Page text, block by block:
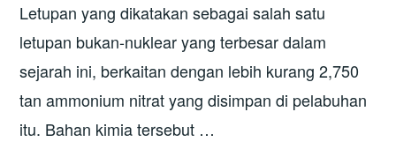
Letupan yang dikatakan sebagai salah satu
letupan bukan-nuklear yang terbesar dalam
sejarah ini, berkaitan dengan lebih kurang 2,750
tan ammonium nitrat yang disimpan di pelabuhan
itu. Bahan kimia tersebut …